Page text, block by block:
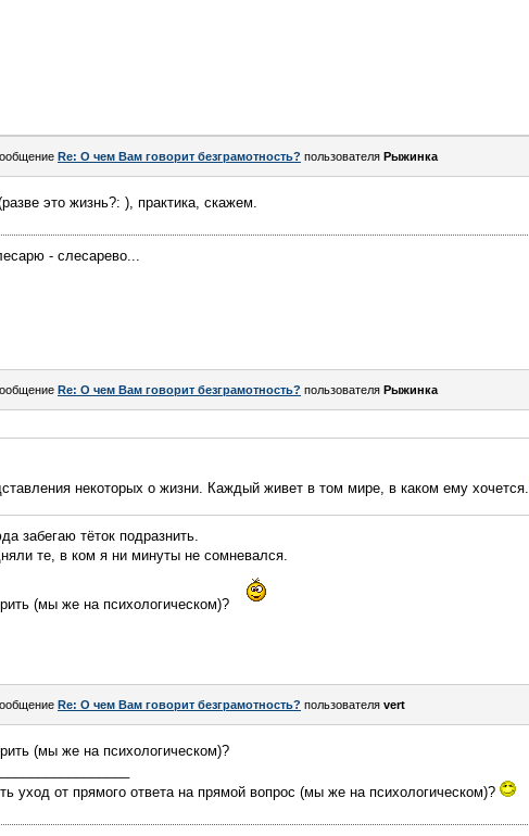
Re: О чем Вам говорит безграмотность? пользователя Рыжинка
это жизнь?: ), практика, скажем.
- слесарево...
Re: О чем Вам говорит безграмотность? пользователя Рыжинка
некоторых о жизни. Каждый живет в том мире, в каком ему хочется.
забегаю тёток подразнить.
те, в ком я ни минуты не сомневался.
(мы же на психологическом)?
Re: О чем Вам говорит безграмотность? пользователя vert
(мы же на психологическом)?
уход от прямого ответа на прямой вопрос (мы же на психологическом)?